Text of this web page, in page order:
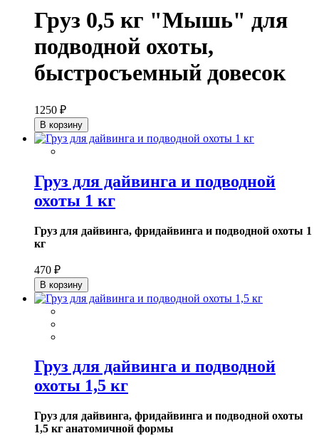
Груз 0,5 кг "Мышь" для
подводной охоты,
быстросъемный довесок
1250 ₽
В корзину
Груз для дайвинга и подводной
охоты 1 кг
Груз для дайвинга, фридайвинга и подводной охоты 1
кг
470 ₽
В корзину
Груз для дайвинга и подводной
охоты 1,5 кг
Груз для дайвинга, фридайвинга и подводной охоты
1,5 кг анатомичной формы